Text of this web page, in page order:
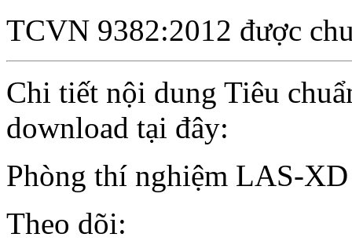
TCVN 9382:2012 được
Chi tiết nội dung Tiêu
download tại đây:
Phòng thí nghiệm LAS-
Theo dõi: